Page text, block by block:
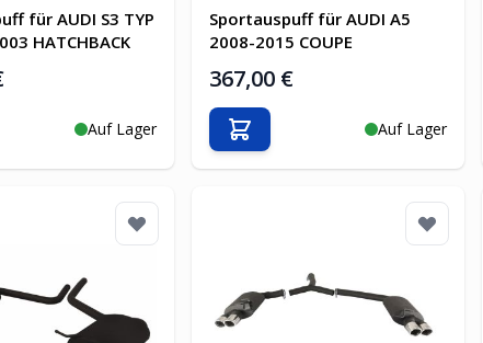
für AUDI S3 TYP
HATCHBACK
Auf Lager
Sportauspuff für AUDI A5
2008-2015 COUPE
367,00 €
Auf Lager
In den Warenkorb